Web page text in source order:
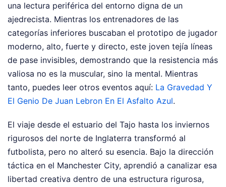
una lectura periférica del entorno digna de un
ajedrecista. Mientras los entrenadores de las
categorías inferiores buscaban el prototipo de jugador
moderno, alto, fuerte y directo, este joven tejía líneas
de pase invisibles, demostrando que la resistencia más
valiosa no es la muscular, sino la mental. Mientras
tanto, puedes leer otros eventos aquí: La Gravedad Y
El Genio De Juan Lebron En El Asfalto Azul.
El viaje desde el estuario del Tajo hasta los inviernos
rigurosos del norte de Inglaterra transformó al
futbolista, pero no alteró su esencia. Bajo la dirección
táctica en el Manchester City, aprendió a canalizar esa
libertad creativa dentro de una estructura rigurosa,